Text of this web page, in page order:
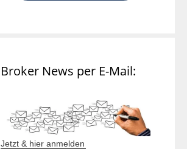
Broker News per E-Mail:
Jetzt & hier anmelden